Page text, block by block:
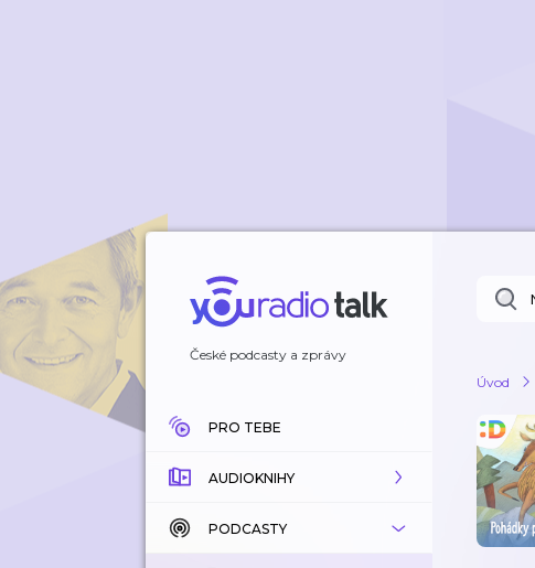
České podcasty a zprávy
PRO TEBE
AUDIOKNIHY
KATALOG
PODCASTY
Úvod